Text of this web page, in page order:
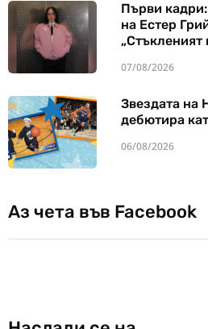
Първи
на Естер
„Стъкленият
07/08/2026
Звездата
дебютира
06/08/2026
Аз чета във Facebook